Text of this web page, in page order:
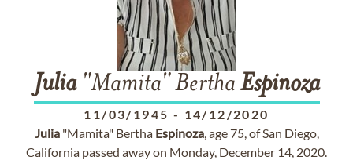
Julia"Mamita" Bertha Espinoza
11/03/1945 - 14/12/2020
Julia"Mamita" Bertha Espinoza, age 75, of San Diego,
California passed away on Monday, December 14, 2020.